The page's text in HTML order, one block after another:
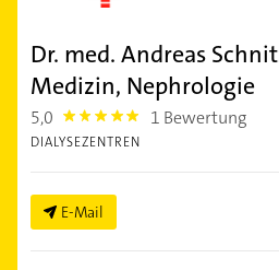
Dr. med. Andreas
Medizin, Nephrologie
5,0 5.0 1 Bewertung
DIALYSEZENTREN
E-Mail